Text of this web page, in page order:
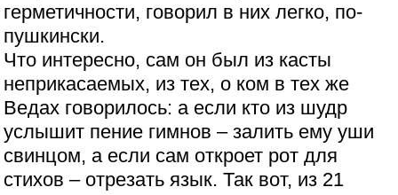
герметичности, говорил в них легко, по-
пушкински.
Что интересно, сам он был из касты
неприкасаемых, из тех, о ком в тех же
Ведах говорилось: а если кто из шудр
услышит пение гимнов – залить ему уши
свинцом, а если сам откроет рот для
стихов – отрезать язык. Так вот, из 21